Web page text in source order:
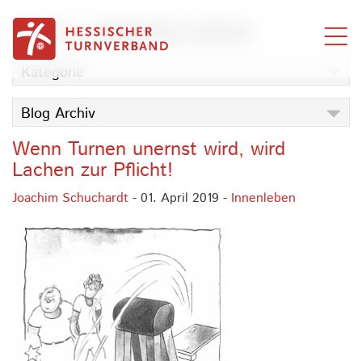
BLOGINNENLEBEN
Kategorie
Blog Archiv
Wenn Turnen unernst wird, wird
Lachen zur Pflicht!
Joachim Schuchardt - 01. April 2019 - Innenleben